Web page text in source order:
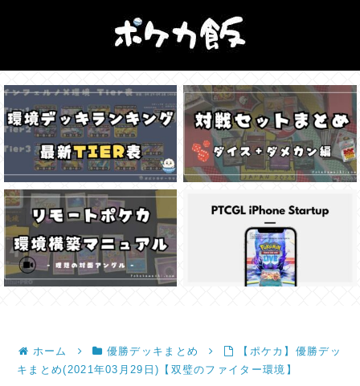
ホーム 優勝デッキまとめ
【ポケカ】優勝デッ
キまとめ(2021年03月29日)【双璧のファイター環境】